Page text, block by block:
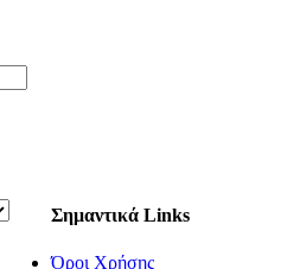
Σημαντικά Links
Όροι Χρήσης